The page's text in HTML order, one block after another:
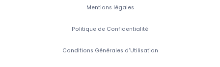
Mentions légales
Politique de Confidentialité
Conditions Générales d'Utilisation